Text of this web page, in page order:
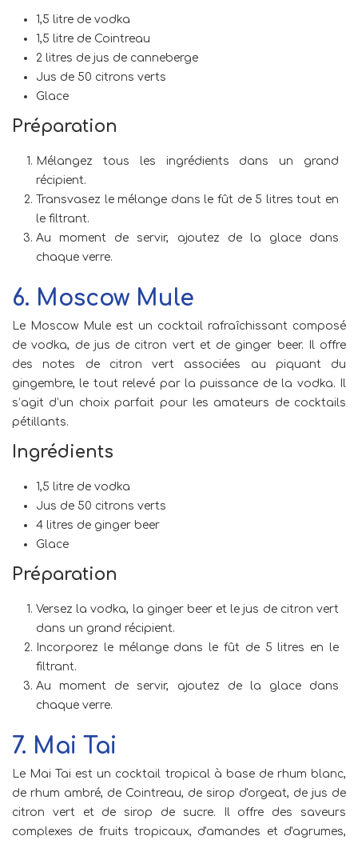
1,5 litre de vodka
1,5 litre de Cointreau
2 litres de jus de canneberge
Jus de 50 citrons verts
Glace
Préparation
Mélangez tous les ingrédients dans un grand
récipient.
Transvasez le mélange dans le fût de 5 litres tout en
le filtrant.
Au moment de servir, ajoutez de la glace dans
chaque verre.
6. Moscow Mule
Le Moscow Mule est un cocktail rafraîchissant composé
de vodka, de jus de citron vert et de ginger beer. Il offre
des notes de citron vert associées au piquant du
gingembre, le tout relevé par la puissance de la vodka. Il
s’agit d’un choix parfait pour les amateurs de cocktails
pétillants.
Ingrédients
1,5 litre de vodka
Jus de 50 citrons verts
4 litres de ginger beer
Glace
Préparation
Versez la vodka, la ginger beer et le jus de citron vert
dans un grand récipient.
Incorporez le mélange dans le fût de 5 litres en le
filtrant.
Au moment de servir, ajoutez de la glace dans
chaque verre.
7. Mai Tai
Le Mai Tai est un cocktail tropical à base de rhum blanc,
de rhum ambré, de Cointreau, de sirop d'orgeat, de jus de
citron vert et de sirop de sucre. Il offre des saveurs
complexes de fruits tropicaux, d'amandes et d'agrumes,